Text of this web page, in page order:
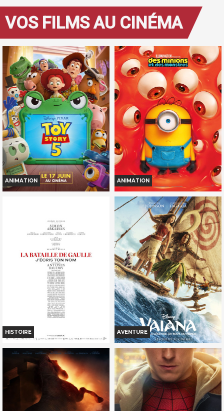
VOS FILMS AU CINÉMA
ANIMATION
Horaires et Infos
Bande-annonce
Réservation
TOUT PUBLIC
ANIMATION
DES MINIONS ET DES MONSTRES
Horaires et Infos
Bande-annonce
Réservation
TOUT PUBLIC
VF
HISTOIRE
LA BATAILLE DE GAULLE - PARTIE
2...
Horaires et Infos
Bande-annonce
AVENTURE
VAIANA, LA LÉGENDE DU BOUT DU
MONDE...
Horaires et Infos
Bande-annonce